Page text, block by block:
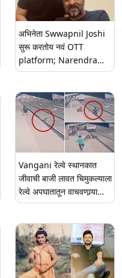
अभिनेता Swwapnil Joshi
सुरू करतोय नवं OTT
platform; Narendra
Firodia सोबत नव्या क्षेत्रात
Vangani रेल्वे स्थानकात
जीवाची बाजी लावत चिमुकल्याला
रेल्वे अपघातातून वाचवणार्‍या
कर्तव्यदक्ष Mayur Shelke
कौतुकाचा वर्षाव